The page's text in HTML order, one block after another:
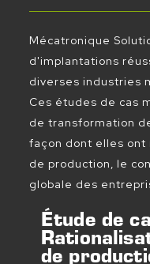
Mécatronique
d'implantations
diverses industries
Ces études de cas
de transformation
façon dont elles ont
de production, le
globale des
Étude de
de